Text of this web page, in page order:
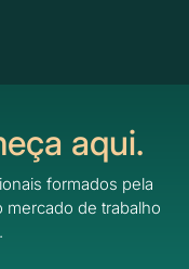
aqui.
formados pela
mercado de trabalho